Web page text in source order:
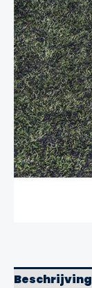
Beschrijving